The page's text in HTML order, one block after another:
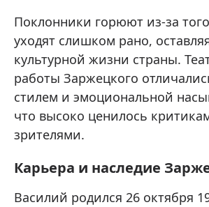
Поклонники горюют из-за
уходят слишком рано,
культурной жизни страны.
работы Заржецкого
стилем и эмоциональной
что высоко ценилось
зрителями.
Карьера и наследие
Василий родился 26 октября